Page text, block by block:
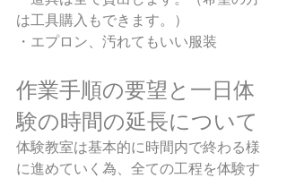
は工具購入もできます。）
・エプロン、汚れてもいい服装
作業手順の要望と一日体
験の時間の延長について
体験教室は基本的に時間内で終わる様
に進めていく為、全ての工程を体験す